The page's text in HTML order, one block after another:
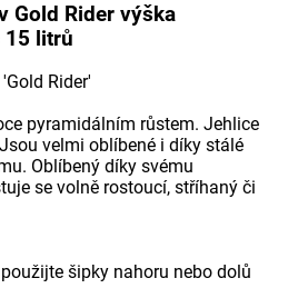
Gold Rider výška
15 litrů
Rider'
pyramidálním růstem. Jehlice
velmi oblíbené i díky stálé
Oblíbený díky svému
se volně rostoucí, stříhaný či
šipky nahoru nebo dolů